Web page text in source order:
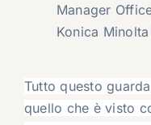
Manager
Konica
Tutto questo
quello che è visto